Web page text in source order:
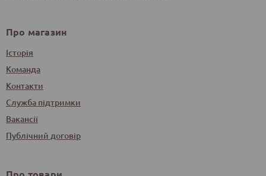
Про магазин
Історія
Команда
Контакти
Служба підтримки
Вакансії
Публічний договір